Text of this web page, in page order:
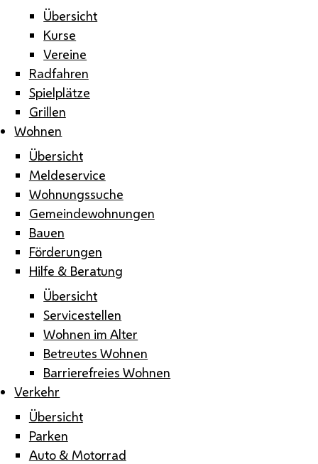
Übersicht
Kurse
Vereine
Radfahren
Spielplätze
Grillen
Wohnen
Übersicht
Meldeservice
Wohnungssuche
Gemeindewohnungen
Bauen
Förderungen
Hilfe & Beratung
Übersicht
Servicestellen
Wohnen im Alter
Betreutes Wohnen
Barrierefreies Wohnen
Verkehr
Übersicht
Parken
Auto & Motorrad